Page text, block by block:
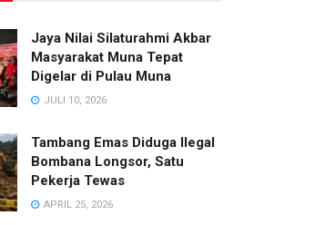
Jaya Nilai Silaturahmi Akbar
Masyarakat Muna Tepat
Digelar di Pulau Muna
JULI 10, 2026
Tambang Emas Diduga Ilegal
Bombana Longsor, Satu
Pekerja Tewas
APRIL 25, 2026